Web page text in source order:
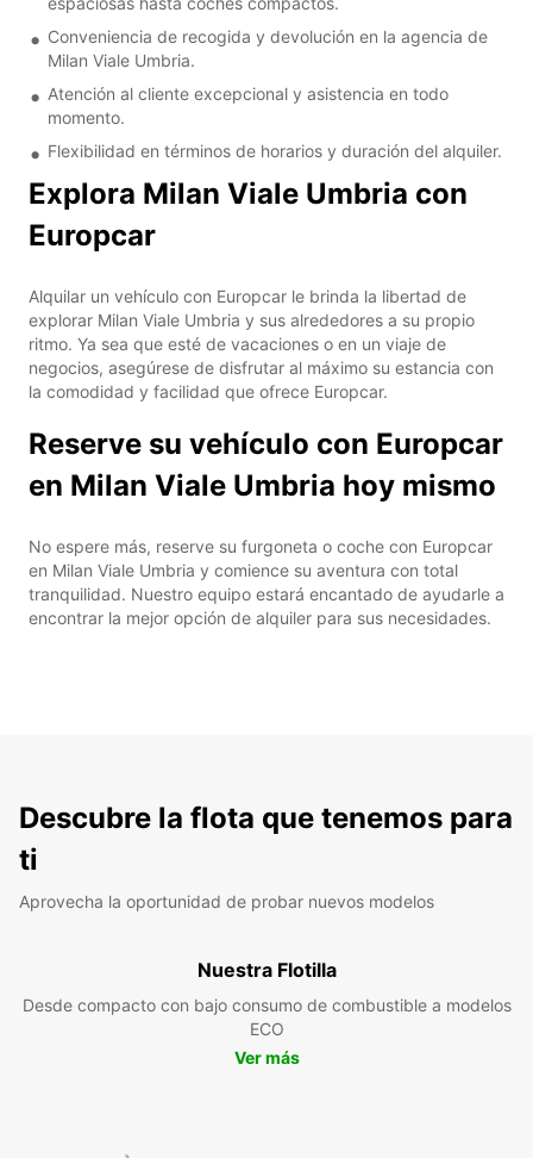
Conveniencia de recogida y devolución en la agencia de
Milan Viale Umbria.
Atención al cliente excepcional y asistencia en todo
momento.
Flexibilidad en términos de horarios y duración del alquiler.
Explora Milan Viale Umbria con
Europcar
Alquilar un vehículo con Europcar le brinda la libertad de
explorar Milan Viale Umbria y sus alrededores a su propio
ritmo. Ya sea que esté de vacaciones o en un viaje de
negocios, asegúrese de disfrutar al máximo su estancia con
la comodidad y facilidad que ofrece Europcar.
Reserve su vehículo con Europcar
en Milan Viale Umbria hoy mismo
No espere más, reserve su furgoneta o coche con Europcar
en Milan Viale Umbria y comience su aventura con total
tranquilidad. Nuestro equipo estará encantado de ayudarle a
encontrar la mejor opción de alquiler para sus necesidades.
Descubre la flota que tenemos para
ti
Aprovecha la oportunidad de probar nuevos modelos
Nuestra Flotilla
Desde compacto con bajo consumo de combustible a modelos
ECO
Ver más